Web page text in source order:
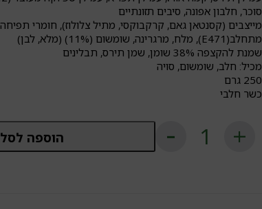
סוכר, חלבון אפונה, סיבים תזונתיים
מתחלב(E471), מלח, מרגרינה, שומשום (11%) (מלא, לבן)
שמנת להקצפה 38% שומן, שמן תירס, תבלינים
מכיל: חלב, שומשום, סויה
250 גרם
כשר חלבי
כמות
עוגיות
הוספה לסל